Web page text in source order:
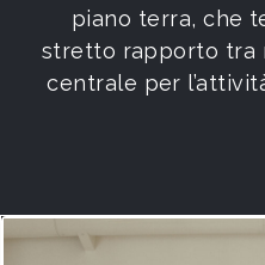
piano terra, che
stretto rapporto tra
centrale per